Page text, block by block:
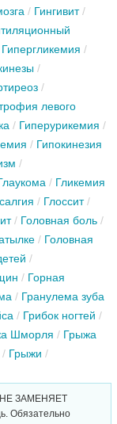
/ Гингивит/
Гипергликемия /
/
/
левого
/ Гиперурикемия /
/ Гипокинезия
/
/ Гликемия
/ Глоссит/
/ Головная боль /
/ Головная
/
/ Горная
/ Гранулема зуба
/ Грибок ногтей /
Шморля / Грыжа
/ Грыжи /
НЕ ЗАМЕНЯЕТ
Обязательно